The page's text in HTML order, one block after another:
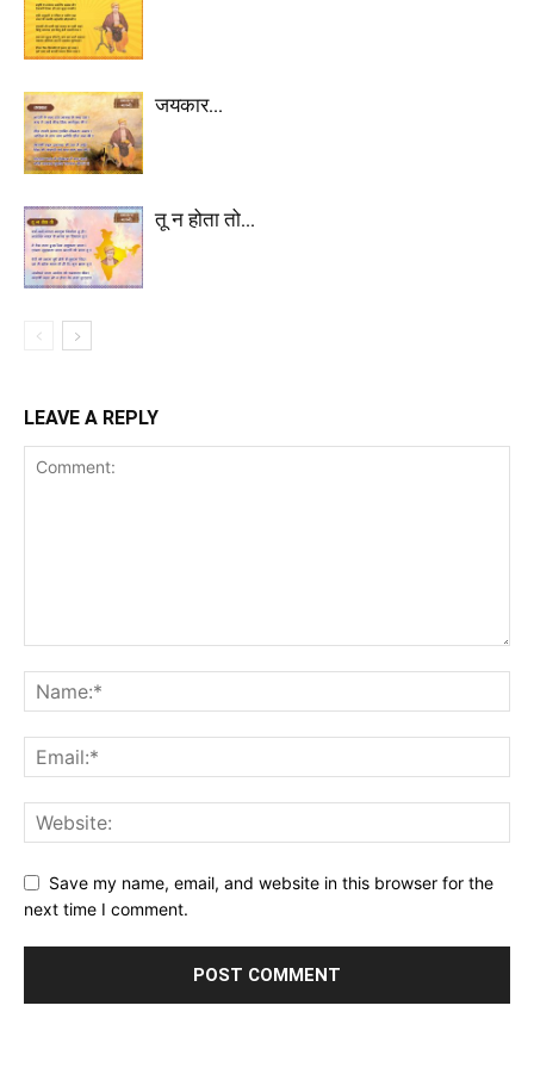
जयकार…
तू न होता तो…
LEAVE A REPLY
Save my name, email, and website in this browser for the
next time I comment.